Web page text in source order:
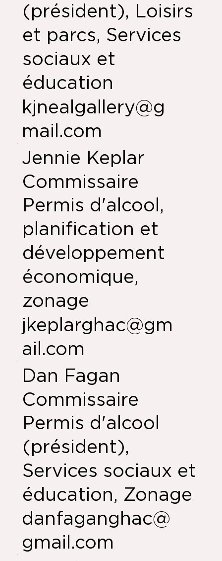
(président), Loisirs
et parcs, Services
sociaux et
éducation
kjnealgallery@g
mail.com
Jennie Keplar
Commissaire
Permis d'alcool,
planification et
développement
économique,
zonage
jkeplarghac@gm
ail.com
Dan Fagan
Commissaire
Permis d'alcool
(président),
Services sociaux et
éducation, Zonage
danfaganghac@
gmail.com